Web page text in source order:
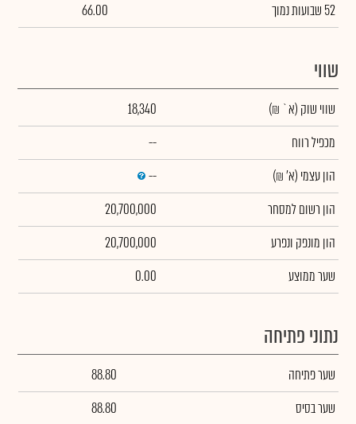
52 שבועות נמוך
66.00
שווי
שווי שוק (א` ₪)
18,340
מכפיל רווח
--
הון עצמי (א' ₪)
--
הון רשום למסחר
20,700,000
הון מונפק ונפרע
20,700,000
שער ממוצע
0.00
נתוני פתיחה
שער פתיחה
88.80
שער בסיס
88.80